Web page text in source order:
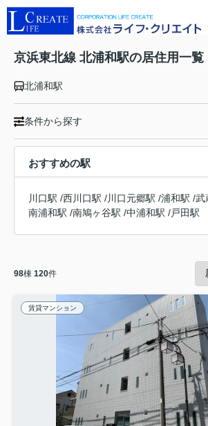
京浜東北線 北浦和駅の居住用一覧
北浦和駅
条件から探す
おすすめの駅
川口駅 /西川口駅 /川口元郷駅 /浦和駅 /武
南浦和駅 /南鳩ヶ谷駅 /中浦和駅 /戸田駅
98棟 120件
賃貸マンション